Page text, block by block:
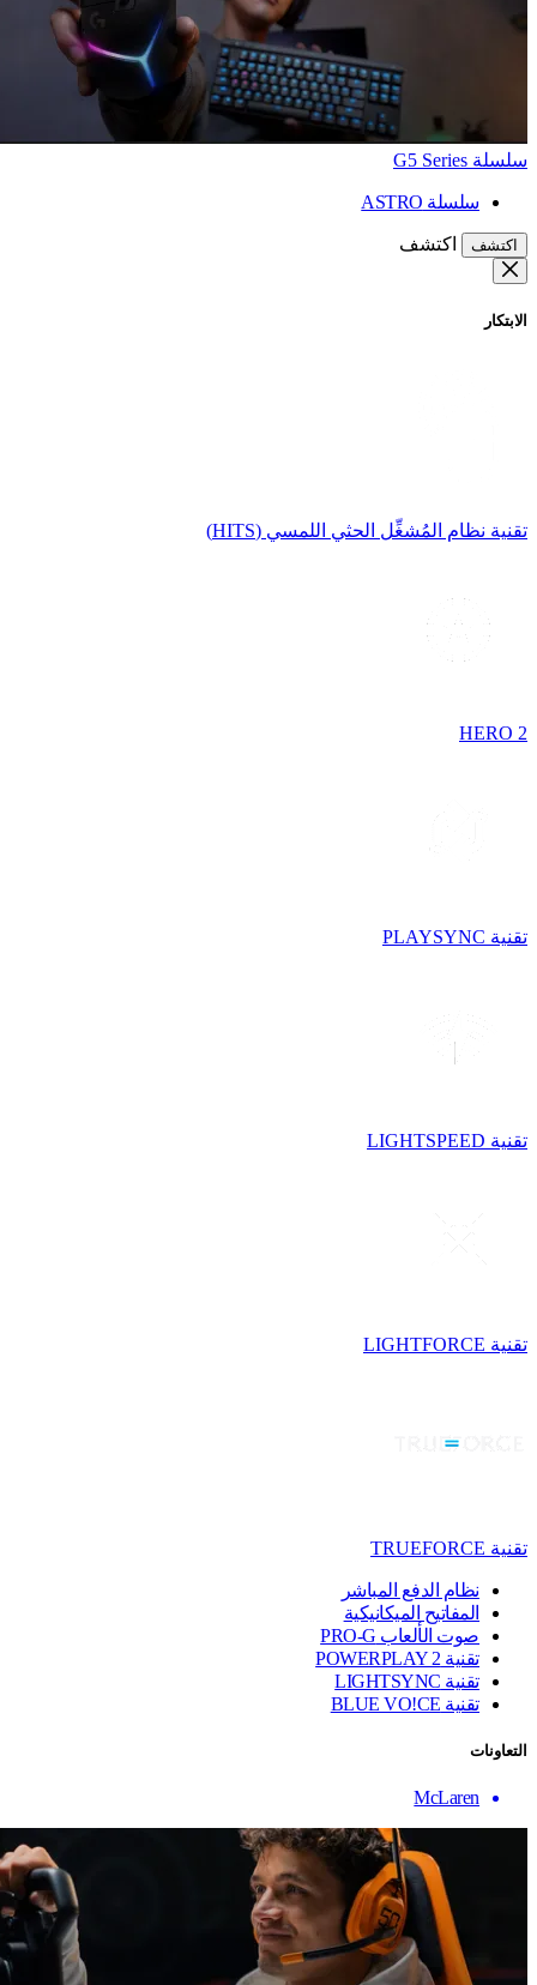
سلسلة G5 Series
سلسلة ASTRO
اكتشف اكتشف
الابتكار
تقنية نظام المُشغِّل الحثي اللمسي (HITS)
HERO 2
تقنية PLAYSYNC
تقنية LIGHTSPEED
تقنية LIGHTFORCE
تقنية TRUEFORCE
نظام الدفع المباشر
المفاتيح الميكانيكية
صوت الألعاب PRO-G
تقنية ‏POWERPLAY 2
تقنية LIGHTSYNC
تقنية BLUE VO!CE
التعاونات
McLaren